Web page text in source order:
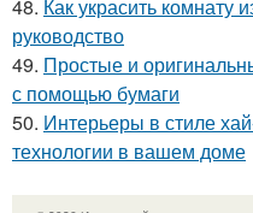
48. Как украсить комнату
руководство
49. Простые и
с помощью бумаги
50. Интерьеры в стиле
технологии в вашем доме